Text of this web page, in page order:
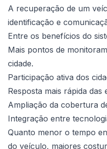
A recuperação de um
identificação e
Entre os benefícios do
Mais pontos de
cidade.
Participação ativa dos
Resposta mais rápida das
Ampliação da cobertura
Integração entre
Quanto menor o tempo
do veículo, maiores